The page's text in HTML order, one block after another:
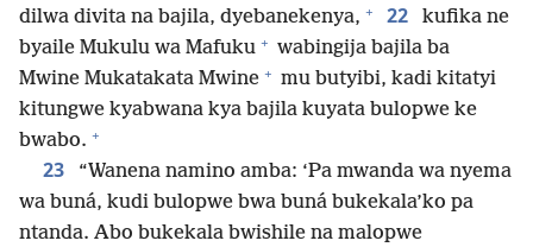
dilwa divita na bajila, dyebanekenya, + 22
kufika ne
byaile Mukulu wa Mafuku + wabingija bajila ba
Mwine Mukatakata Mwine + mu butyibi, kadi kitatyi
kitungwe kyabwana kya bajila kuyata bulopwe ke
bwabo. +
23
“Wanena namino amba: ‘Pa mwanda wa nyema
wa buná, kudi bulopwe bwa buná bukekala’ko pa
ntanda. Abo bukekala bwishile na malopwe